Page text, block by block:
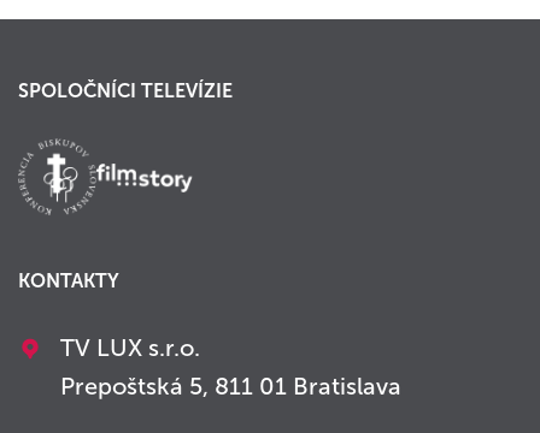
SPOLOČNÍCI TELEVÍZIE
KONTAKTY
TV LUX s.r.o.
Prepoštská 5, 811 01 Bratislava